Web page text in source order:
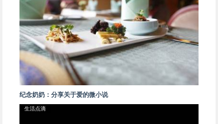
纪念奶奶：分享关于爱的微小说
生活点滴